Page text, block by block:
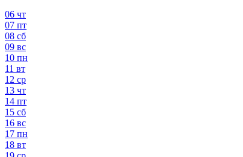
06 чт
07 пт
08 сб
09 вс
10 пн
11 вт
12 ср
13 чт
14 пт
15 сб
16 вс
17 пн
18 вт